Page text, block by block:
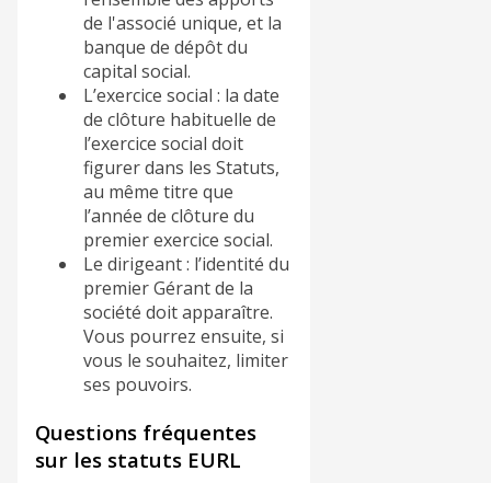
de l'associé unique, et la
banque de dépôt du
capital social.
L’exercice social : la date
de clôture habituelle de
l’exercice social doit
figurer dans les Statuts,
au même titre que
l’année de clôture du
premier exercice social.
Le dirigeant : l’identité du
premier Gérant de la
société doit apparaître.
Vous pourrez ensuite, si
vous le souhaitez, limiter
ses pouvoirs.
Questions fréquentes
sur les statuts EURL